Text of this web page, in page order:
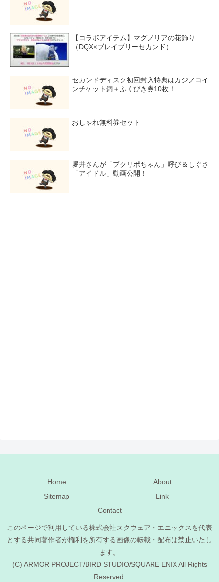
【コラボアイテム】マグノリアの花飾り
（DQX×ブレイブリーセカンド）
セカンドディスク初回封入特典はカジノコイ
ンチケット銅＋ふくびき券10枚！
おしゃれ無料券セット
堀井さんが「プクリポちゃん」呼び＆しぐさ
「アイドル」動画公開！
Home
About
Sitemap
Link
Contact
このページで利用している株式会社スクウェア・エニックスを代表
とする共同著作者が権利を所有する画像の転載・配布は禁止いたし
ます。
(C) ARMOR PROJECT/BIRD STUDIO/SQUARE ENIX All Rights
Reserved.